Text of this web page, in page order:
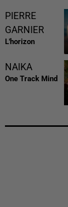
PIERRE
GARNIER
L'horizon
NAIKA
One Track Mind